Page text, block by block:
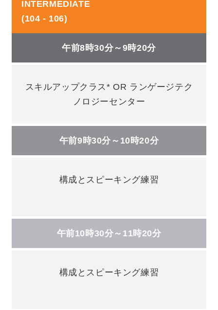
INTERMEDIATE
(104 - 106)
午前8時30分～9時20分
スキルアップクラス* OR ランゲージテク
ノロジーセンター
午前9時30分～10時20分
構成とスピーキング練習
午前10時30分～11時20分
構成とスピーキング練習